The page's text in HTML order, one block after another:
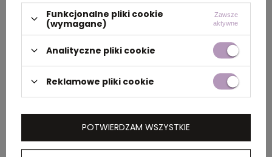
zewnętrznego
kartonu
10 kg,13 kg
Damska koszulka polo Calgary z krótkim
Funkcjonalne pliki cookie
(wymagane)
Zawsze
aktywne
Analityczne pliki cookie
Reklamowe pliki cookie
POTWIERDZAM WSZYSTKIE